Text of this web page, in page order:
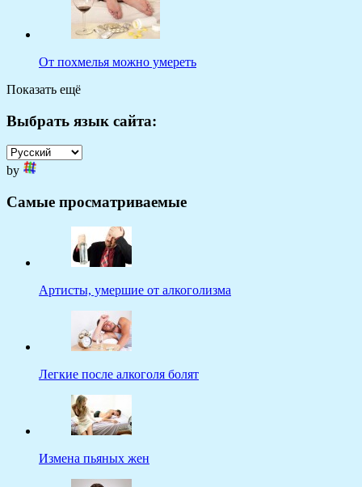
От похмелья можно умереть
Показать ещё
Выбрать язык сайта:
by
Самые просматриваемые
Артисты, умершие от алкоголизма
Легкие после алкоголя болят
Измена пьяных жен